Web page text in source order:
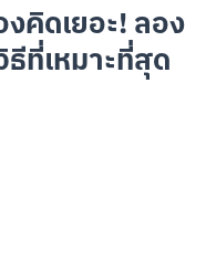
งคิดเยอะ!ลอง
ธีที่เหมาะที่สุด